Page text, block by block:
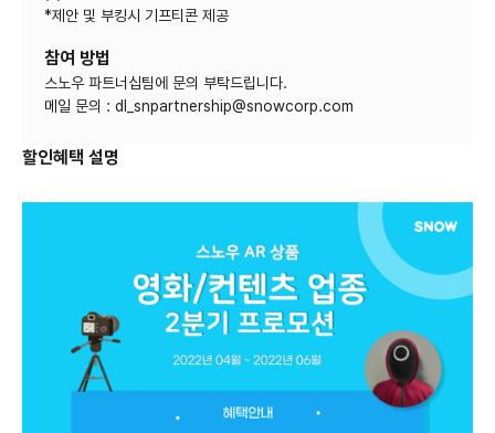
*제안 및 부킹시 기프티콘 제공
참여 방법
스노우 파트너십팀에 문의 부탁드립니다.
메일 문의 : dl_snpartnership@snowcorp.com
할인혜택 설명